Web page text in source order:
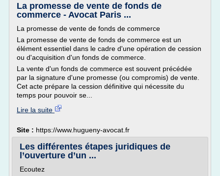
La promesse de vente de fonds de
commerce - Avocat Paris ...
La promesse de vente de fonds de commerce
La promesse de vente de fonds de commerce est un
élément essentiel dans le cadre d'une opération de cession
ou d'acquisition d'un fonds de commerce.
La vente d'un fonds de commerce est souvent précédée
par la signature d'une promesse (ou compromis) de vente.
Cet acte prépare la cession définitive qui nécessite du
temps pour pouvoir se...
Lire la suite
Site : https://www.hugueny-avocat.fr
Les différentes étapes juridiques de
l’ouverture d’un ...
Ecoutez